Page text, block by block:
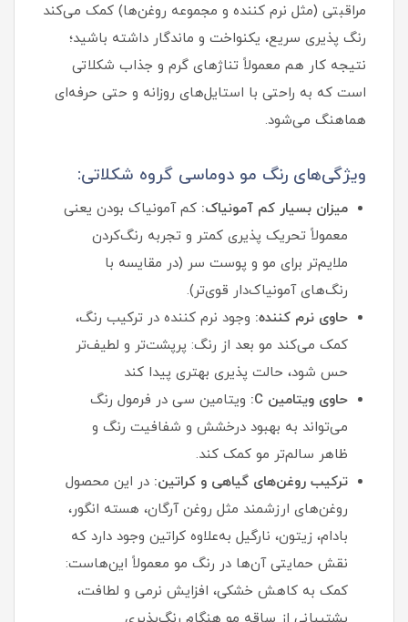
مراقبتی (مثل نرم‌ کننده و مجموعه روغن‌ها) کمک می‌کند
رنگ‌ پذیری سریع، یکنواخت و ماندگار داشته باشید؛
نتیجه کار هم معمولاً تناژهای گرم و جذاب شکلاتی
است که به‌ راحتی با استایل‌های روزانه و حتی حرفه‌ای
هماهنگ می‌شود.
ویژگی‌های رنگ مو دوماسی گروه شکلاتی:
میزان بسیار کم آمونیاک: کم‌ آمونیاک بودن یعنی
معمولاً تحریک‌ پذیری کمتر و تجربه رنگ‌کردن
ملایم‌تر برای مو و پوست سر (در مقایسه با
رنگ‌های آمونیاک‌دار قوی‌تر).
حاوی نرم‌ کننده: وجود نرم‌ کننده در ترکیب رنگ،
کمک می‌کند مو بعد از رنگ: پرپشت‌تر و لطیف‌تر
حس شود، حالت‌ پذیری بهتری پیدا کند
حاوی ویتامین C:
ویتامین سی در فرمول رنگ
می‌تواند به بهبود درخشش و شفافیت رنگ و
ظاهر سالم‌تر مو کمک کند.
ترکیب روغن‌های گیاهی و کراتین: در این محصول
روغن‌های ارزشمند مثل روغن آرگان، هسته انگور،
بادام، زیتون، نارگیل به‌علاوه کراتین وجود دارد که
نقش حمایتی آن‌ها در رنگ مو معمولاً این‌هاست:
کمک به کاهش خشکی، افزایش نرمی و لطافت،